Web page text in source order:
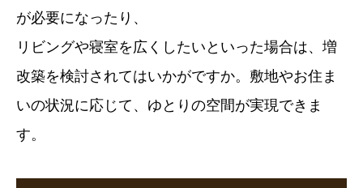
が必要になったり、
リビングや寝室を広くしたいといった場合は、増
改築を検討されてはいかがですか。敷地やお住ま
いの状況に応じて、ゆとりの空間が実現できま
す。